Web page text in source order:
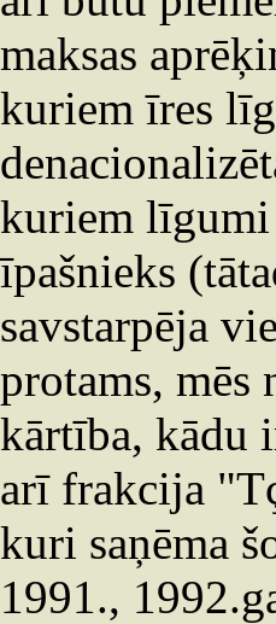
maksas
kuriem īres
kuriem līgumi
īpašnieks
savstarpēja
protams,
kārtība, kādu
arī frakcija
kuri saņēma
1991.,